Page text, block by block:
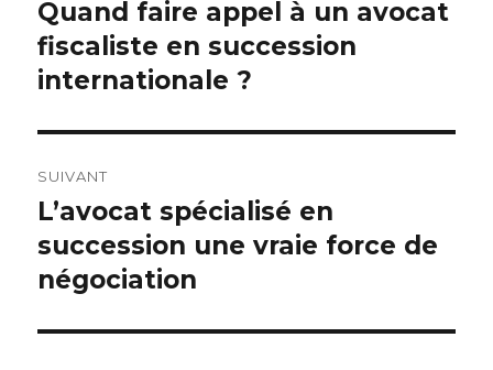
l’article
Article
précédent :
Quand faire appel à un avocat
fiscaliste en succession
internationale ?
SUIVANT
Article
suivant :
L’avocat spécialisé en
succession une vraie force de
négociation